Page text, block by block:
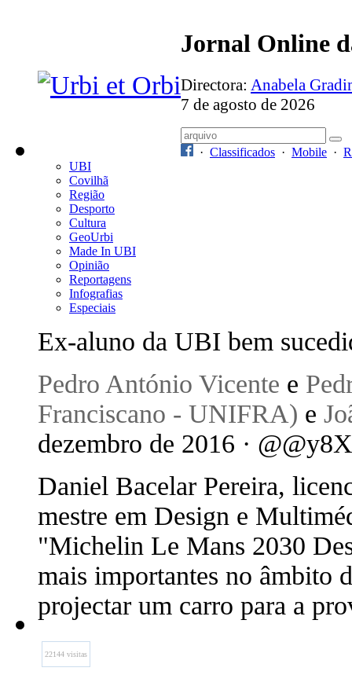
Jornal Online
Directora: Anabela
7 de agosto de 2026
· Classificados · Mobile ·
UBI
Covilhã
Região
Desporto
Cultura
GeoUrbi
Made In UBI
Opinião
Reportagens
Infografias
Especiais
Ex-aluno da UBI bem
Pedro António Vicente e
Franciscano - UNIFRA) e
dezembro de 2016 ·
Daniel Bacelar Pereira,
mestre em Design e
"Michelin Le Mans 2030
mais importantes no âmbito
projectar um carro para a
22144 visitas